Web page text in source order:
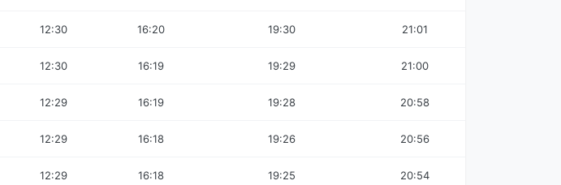
12:30 16:20 19:30 21:01
12:30 16:19 19:29 21:00
12:29 16:19 19:28 20:58
12:29 16:18 19:26 20:56
12:29 16:18 19:25 20:54